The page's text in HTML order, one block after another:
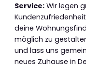
Service: Wir legen
deine
möglich zu
und lass uns
neues Zuhause in